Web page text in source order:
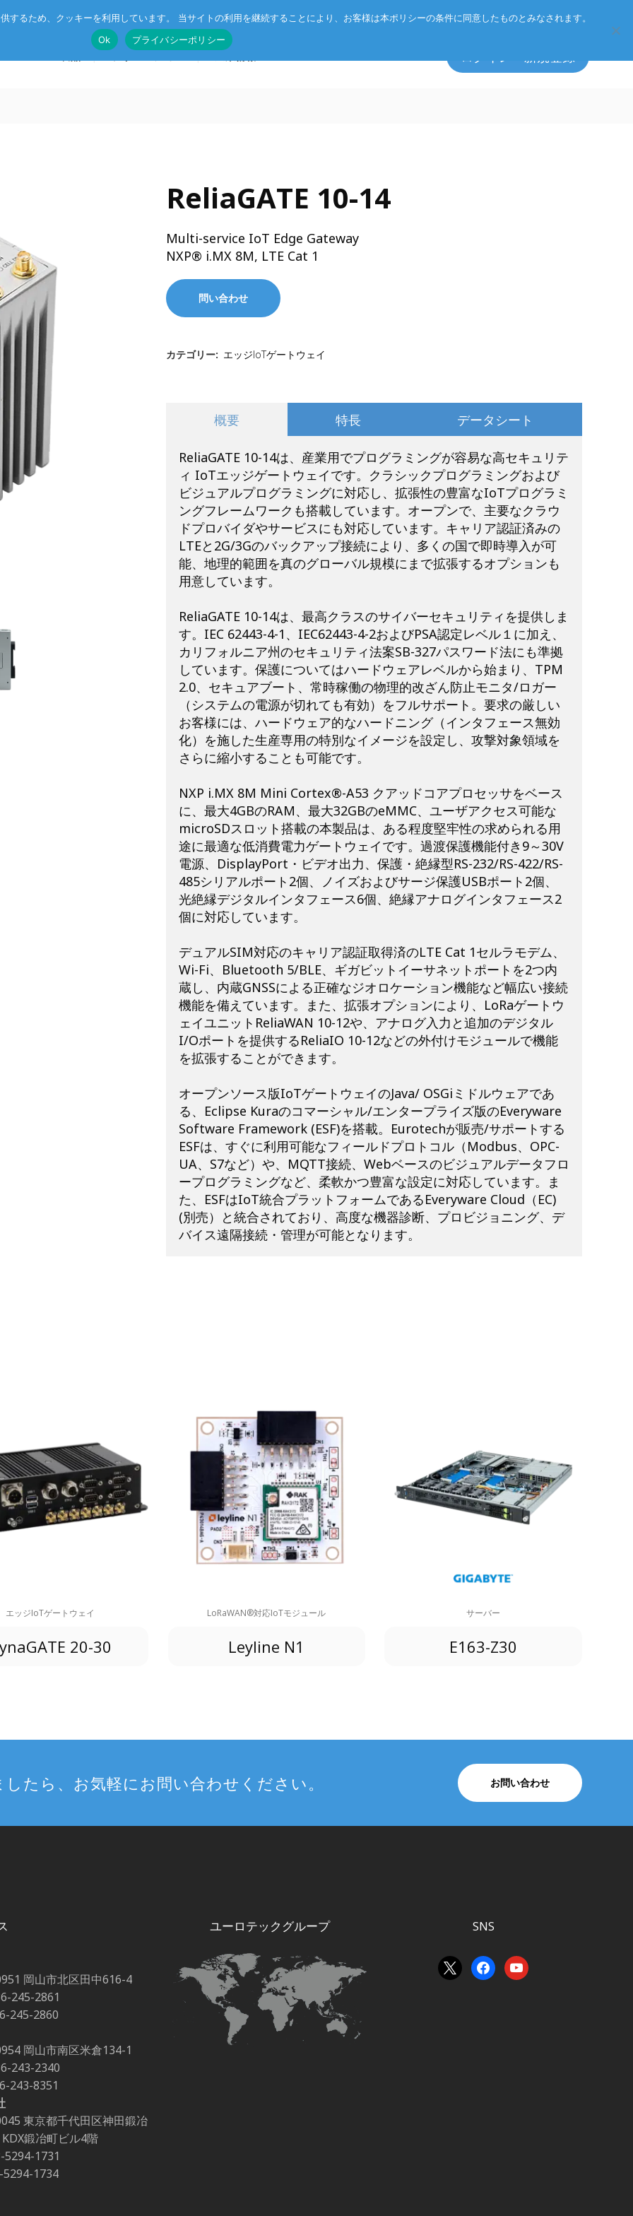
Eurotechグループ お客様サポート お問い合わせ
ログイン・新規登録
トスイッチ
CompactPCIボード
マザーボード
シリアルボード
キャリアボード
ReliaGATE 10-14
Multi-service IoT Edge Gateway
NXP® i.MX 8M, LTE Cat 1
問い合わせ
カテゴリー: エッジIoTゲートウェイ
概要 特長 データシート
ReliaGATE 10-14は、産業用でプログラミングが容易な高セキュリテ
ィ IoTエッジゲートウェイです。クラシックプログラミングおよび
ビジュアルプログラミングに対応し、拡張性の豊富なIoTプログラミ
ングフレームワークも搭載しています。オープンで、主要なクラウ
ドプロバイダやサービスにも対応しています。キャリア認証済みの
LTEと2G/3Gのバックアップ接続により、多くの国で即時導入が可
能、地理的範囲を真のグローバル規模にまで拡張するオプションも
用意しています。
ReliaGATE 10-14は、最高クラスのサイバーセキュリティを提供しま
す。IEC 62443-4-1、IEC62443-4-2およびPSA認定レベル１に加え、
カリフォルニア州のセキュリティ法案SB-327パスワード法にも準拠
しています。保護についてはハードウェアレベルから始まり、TPM
2.0、セキュアブート、常時稼働の物理的改ざん防止モニタ/ロガー
（システムの電源が切れても有効）をフルサポート。要求の厳しい
お客様には、ハードウェア的なハードニング（インタフェース無効
化）を施した生産専用の特別なイメージを設定し、攻撃対象領域を
さらに縮小することも可能です。
NXP i.MX 8M Mini Cortex®-A53 クアッドコアプロセッサをベース
に、最大4GBのRAM、最大32GBのeMMC、ユーザアクセス可能な
microSDスロット搭載の本製品は、ある程度堅牢性の求められる用
途に最適な低消費電力ゲートウェイです。過渡保護機能付き9～30V
電源、DisplayPort・ビデオ出力、保護・絶縁型RS-232/RS-422/RS-
485シリアルポート2個、ノイズおよびサージ保護USBポート2個、
光絶縁デジタルインタフェース6個、絶縁アナログインタフェース2
個に対応しています。
デュアルSIM対応のキャリア認証取得済のLTE Cat 1セルラモデム、
Wi-Fi、Bluetooth 5/BLE、ギガビットイーサネットポートを2つ内
蔵し、内蔵GNSSによる正確なジオロケーション機能など幅広い接続
機能を備えています。また、拡張オプションにより、LoRaゲートウ
ェイユニットReliaWAN 10-12や、アナログ入力と追加のデジタル
I/Oポートを提供するReliaIO 10-12などの外付けモジュールで機能
を拡張することができます。
オープンソース版IoTゲートウェイのJava/ OSGiミドルウェアであ
る、Eclipse Kuraのコマーシャル/エンタープライズ版のEveryware
Software Framework (ESF)を搭載。Eurotechが販売/サポートする
ESFは、すぐに利用可能なフィールドプロトコル（Modbus、OPC-
UA、S7など）や、MQTT接続、Webベースのビジュアルデータフロ
ープログラミングなど、柔軟かつ豊富な設定に対応しています。ま
た、ESFはIoT統合プラットフォームであるEveryware Cloud（EC)
(別売）と統合されており、高度な機器診断、プロビジョニング、デ
バイス遠隔接続・管理が可能となります。
エッジIoTゲートウェイ
20-30
LoRaWAN®対応IoTモジュール
Leyline N1
サーバー
E163-Z30
たら、お気軽にお問い合わせください。 お問い合わせ
岡山市北区田中616-4
245-2861
245-2860
岡山市南区米倉134-1
243-2340
243-8351
東京都千代田区神田鍛冶
鍛冶町ビル4階
5294-1731
5294-1734
ユーロテックグループ SNS
x facebook
youtube
るため、クッキーを利用しています。 当サイトの利用を継続することにより、お客様は本ポリシーの条件に同意したものとみなされます。
Ok
プライバシーポリシー